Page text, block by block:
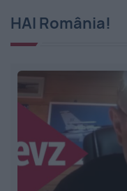
HAI România!